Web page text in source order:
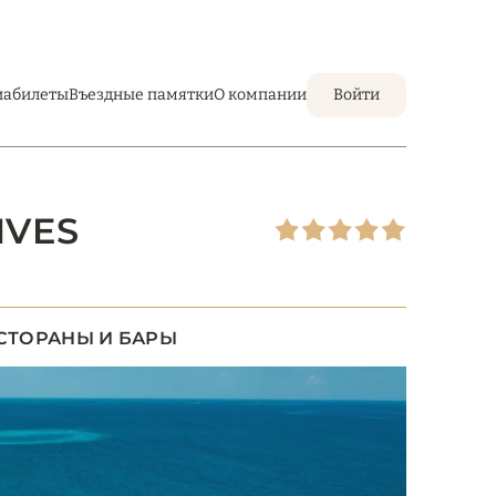
Въездные памяткиО компании Войти
И БАРЫ